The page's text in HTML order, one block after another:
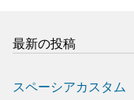
最新の投稿
スペーシアカスタ